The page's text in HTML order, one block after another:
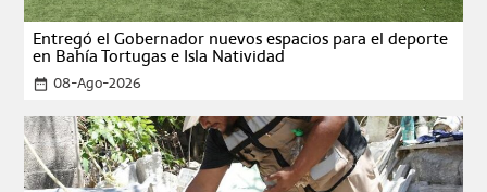
Entregó el Gobernador nuevos espacios para el deporte
en Bahía Tortugas e Isla Natividad
date_range 08-Ago-2026